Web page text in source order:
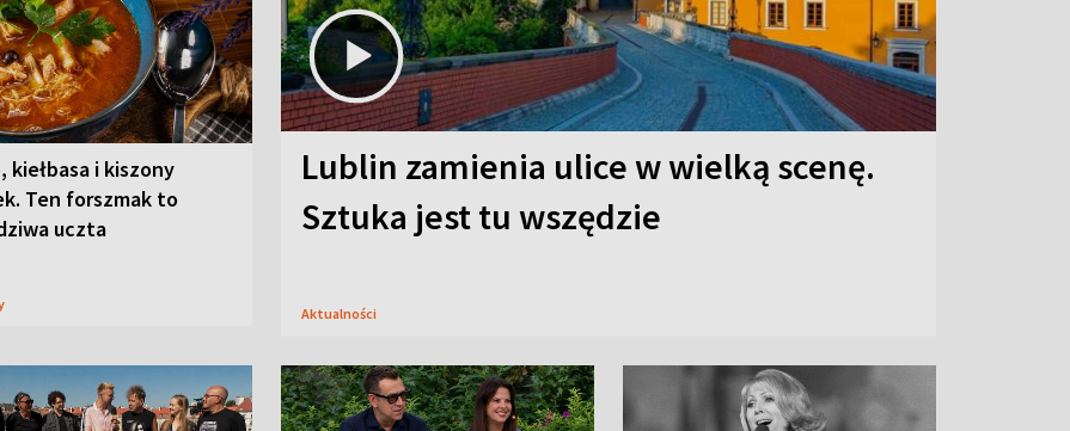
kiełbasa i kiszony
Ten forszmak to
uczta
Lublin zamienia ulice w wielką scenę.
Sztuka jest tu wszędzie
Aktualności